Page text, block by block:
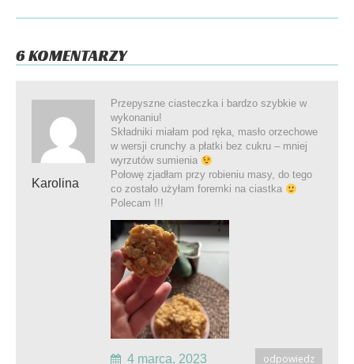
6 KOMENTARZY
Karolina
Przepyszne ciasteczka i bardzo szybkie w
wykonaniu!
Składniki miałam pod ręka, masło orzechowe
w wersji crunchy a płatki bez cukru – mniej
wyrzutów sumienia
Połowę zjadłam przy robieniu masy, do tego
co zostało użyłam foremki na ciastka
Polecam !!!
odpowiedz
4 marca, 2023